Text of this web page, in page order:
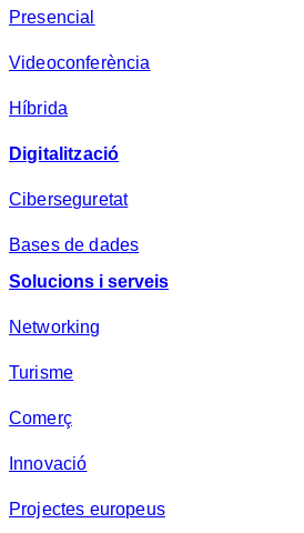
s
a
Presencial
Videoconferència
Híbrida
Digitalització
Ciberseguretat
Bases de dades
Solucions i serveis
Networking
Turisme
Comerç
Innovació
Projectes europeus